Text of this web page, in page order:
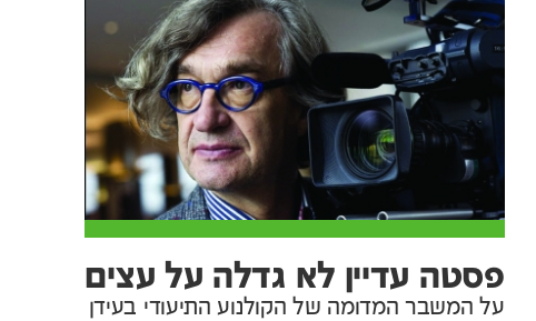
פסטה עדיין לא גדלה על עצים
על המשבר המדומה של הקולנוע התיעודי בעידן